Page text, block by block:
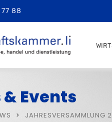
88
& Events
JAHRESVERSAMMLUNG